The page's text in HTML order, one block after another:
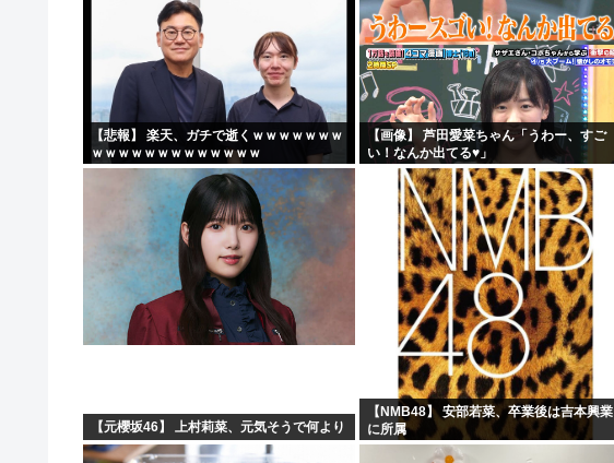
【悲報】 楽天、ガチで逝くｗｗｗｗｗｗｗ
ｗｗｗｗｗｗｗｗｗｗｗｗｗ
【画像】 芦田愛菜ちゃん「うわー、すご
い！なんか出てる♥」
【元櫻坂46】 上村莉菜、元気そうで何より
【NMB48】 安部若菜、卒業後は吉本興業
に所属